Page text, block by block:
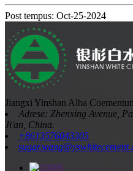
Post tempus: Oct-25-2024
Jiangxi Yinshan Alba
Adrese: Zhenxing Avenue,
Ji'an, China.
+8613576043305